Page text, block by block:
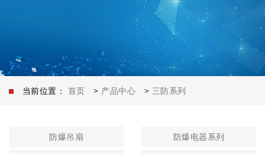
当前位置： 首页 > 产品中心 > 三防系列
防爆吊扇 防爆电器系列